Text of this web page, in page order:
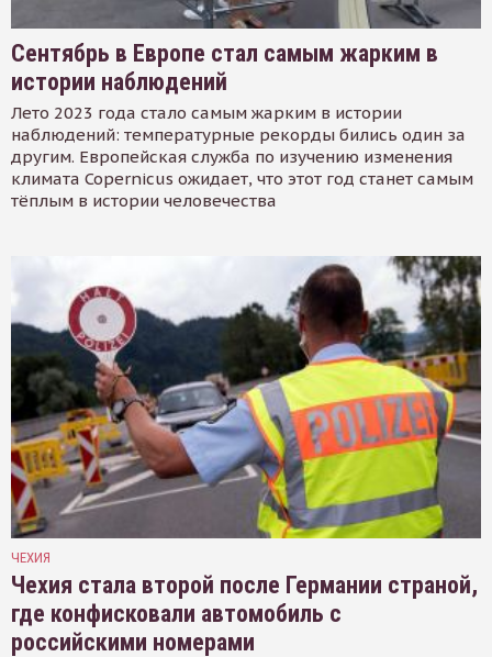
Сентябрь в Европе стал самым жарким в
истории наблюдений
Лето 2023 года стало самым жарким в истории
наблюдений: температурные рекорды бились один за
другим. Европейская служба по изучению изменения
климата Copernicus ожидает, что этот год станет самым
тёплым в истории человечества
ЧЕХИЯ
Чехия стала второй после Германии страной,
где конфисковали автомобиль с
российскими номерами